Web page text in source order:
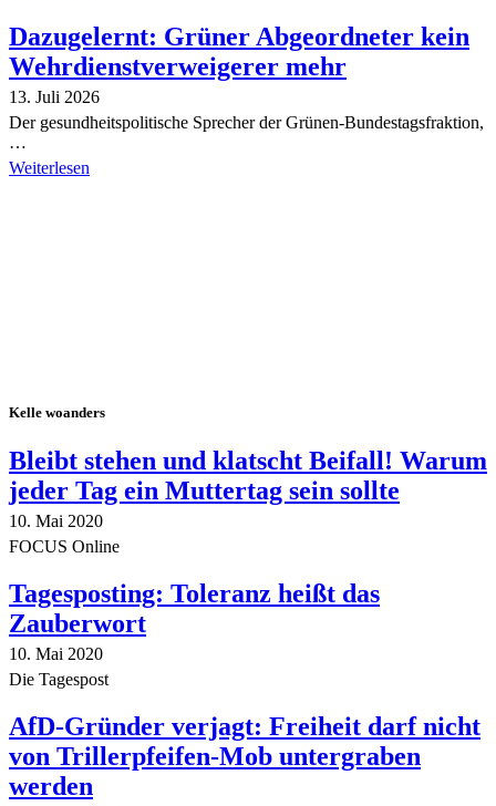
Dazugelernt: Grüner Abgeordneter kein
Wehrdienstverweigerer mehr
13. Juli 2026
Der gesundheitspolitische Sprecher der Grünen-Bundestagsfraktion,
…
Weiterlesen
Kelle woanders
Bleibt stehen und klatscht Beifall! Warum
jeder Tag ein Muttertag sein sollte
10. Mai 2020
FOCUS Online
Tagesposting: Toleranz heißt das
Zauberwort
10. Mai 2020
Die Tagespost
AfD-Gründer verjagt: Freiheit darf nicht
von Trillerpfeifen-Mob untergraben
werden